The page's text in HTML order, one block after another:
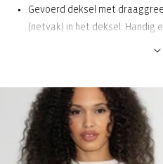
Gevoerd deksel met
(netvak) in het deksel: Handig
netvakken aan de zijkant en 1
Perfect voor potjes, tubes etc.